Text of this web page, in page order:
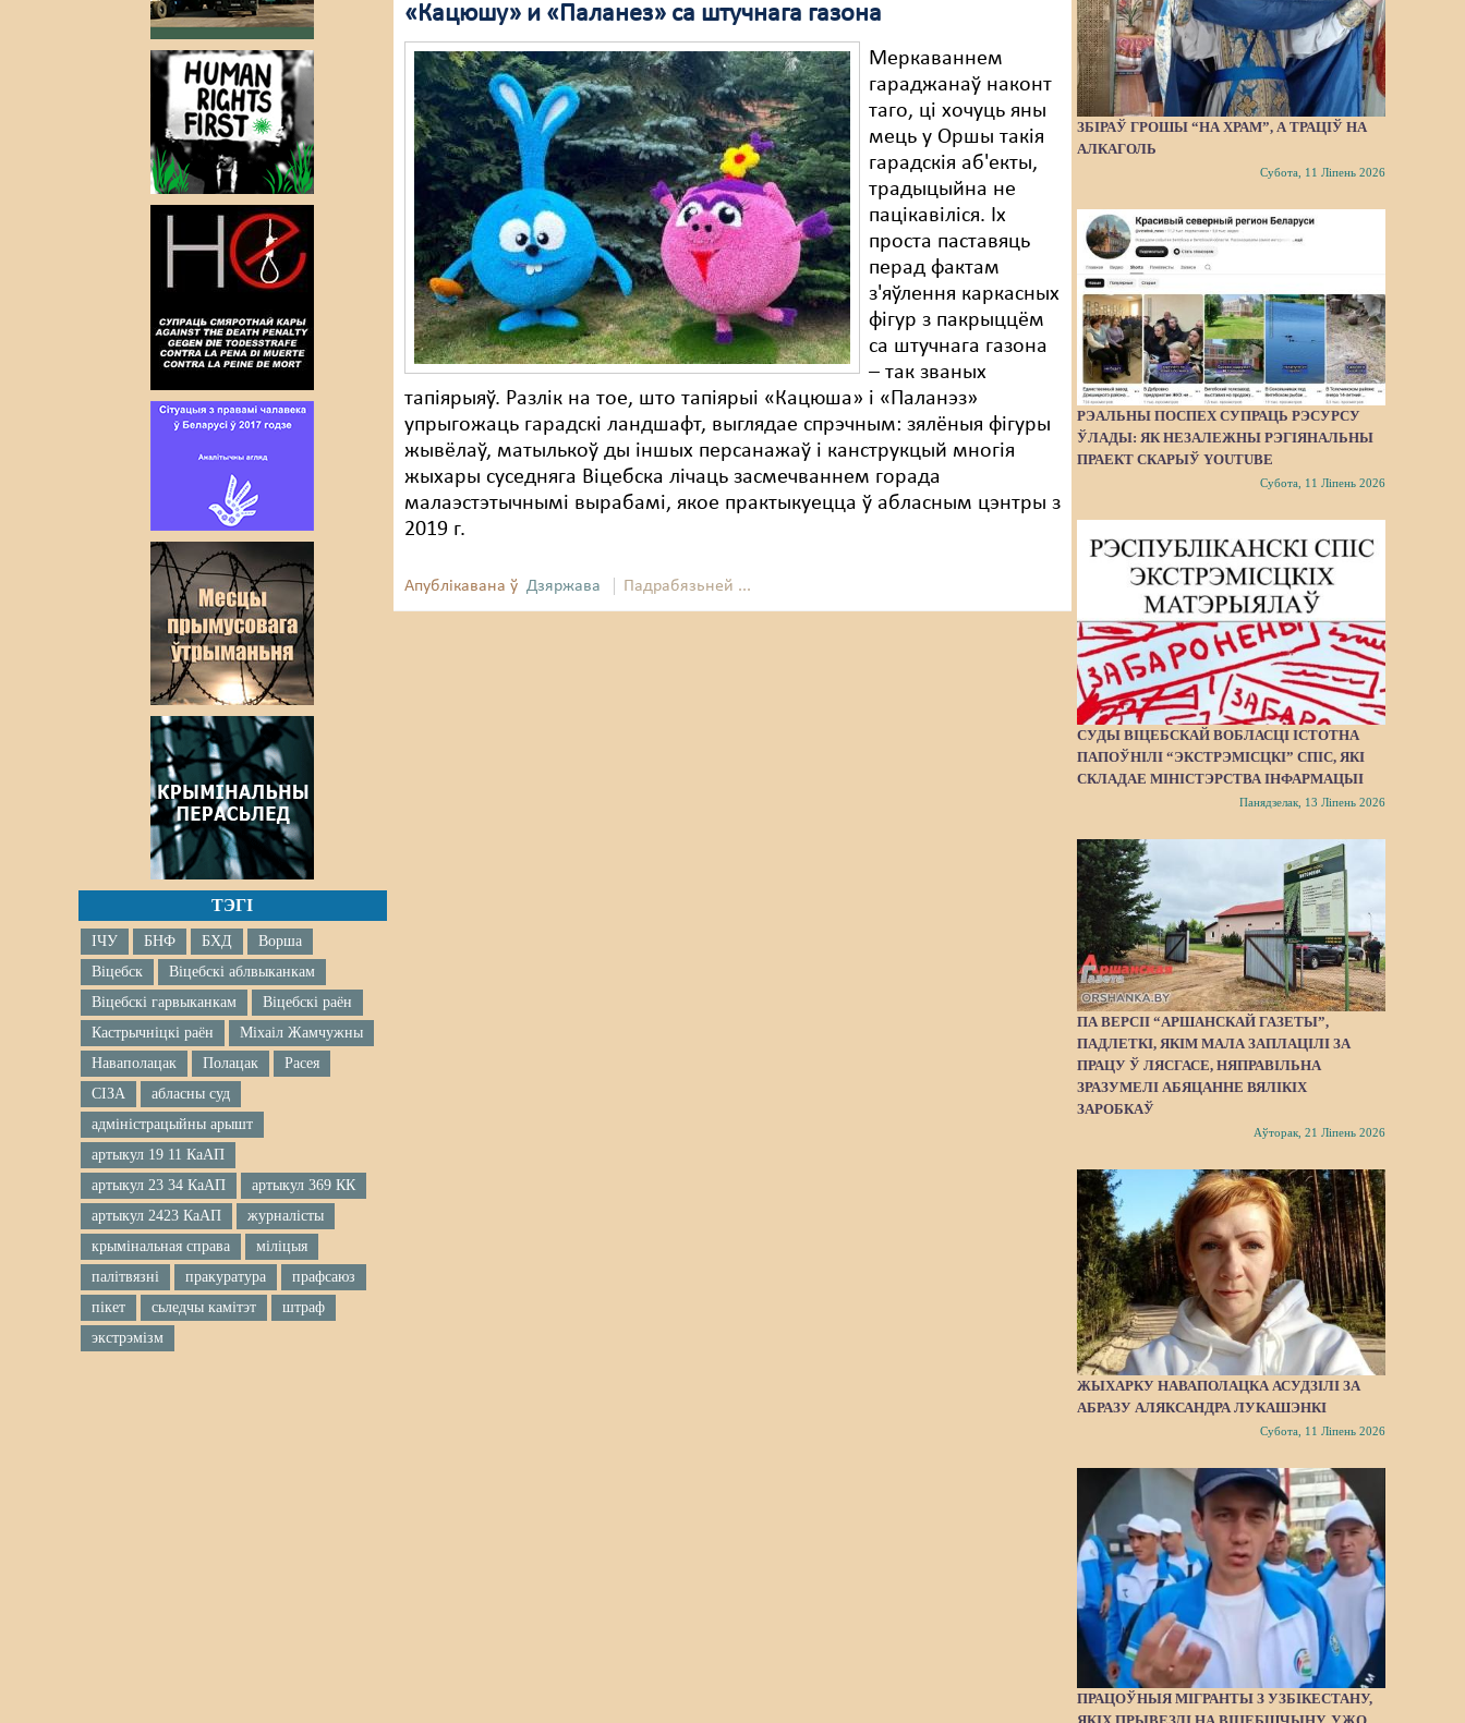
ТЭГІ
ІЧУ БНФ БХД
Ворша
Віцебск
Віцебскі аблвыканкам
Віцебскі гарвыканкам
Віцебскі раён
Кастрычніцкі раён
Міхаіл Жамчужны
Наваполацак
Полацак
Расея
СІЗА
абласны суд
адміністрацыйны арышт
артыкул 19 11 КаАП
артыкул 23 34 КаАП
артыкул 369 КК
артыкул 2423 КаАП
журналісты
крымінальная справа
міліцыя
палітвязні
пракуратура
прафсаюз
пікет
сьледчы камітэт
штраф
экстрэмізм
«Кацюшу» и «Паланез» са штучнага газона
Меркаваннем
гараджанаў наконт
таго, ці хочуць яны
мець у Оршы такія
гарадскія аб'екты,
традыцыйна не
пацікавіліся. Іх
проста паставяць
перад фактам
з'яўлення каркасных
фігур з пакрыццём
са штучнага газона
– так званых
тапіярыяў. Разлік на тое, што тапіярыі «Кацюша» і «Паланэз»
упрыгожаць гарадскі ландшафт, выглядае спрэчным: зялёныя фігуры
жывёлаў, матылькоў ды іншых персанажаў і канструкцый многія
жыхары суседняга Віцебска лічаць засмечваннем горада
малаэстэтычнымі вырабамі, якое практыкуецца ў абласным цэнтры з
2019 г.
Апублікавана ў Дзяржава Падрабязьней ...
ЗБІРАЎ ГРОШЫ “НА ХРАМ”, А ТРАЦІЎ НА
АЛКАГОЛЬ
Субота, 11 Ліпень 2026
РЭАЛЬНЫ ПОСПЕХ СУПРАЦЬ РЭСУРСУ
ЎЛАДЫ: ЯК НЕЗАЛЕЖНЫ РЭГІЯНАЛЬНЫ
ПРАЕКТ СКАРЫЎ YOUTUBE
Субота, 11 Ліпень 2026
СУДЫ ВІЦЕБСКАЙ ВОБЛАСЦІ ІСТОТНА
ПАПОЎНІЛІ “ЭКСТРЭМІСЦКІ” СПІС, ЯКІ
СКЛАДАЕ МІНІСТЭРСТВА ІНФАРМАЦЫІ
Панядзелак, 13 Ліпень 2026
ПА ВЕРСІІ “АРШАНСКАЙ ГАЗЕТЫ”,
ПАДЛЕТКІ, ЯКІМ МАЛА ЗАПЛАЦІЛІ ЗА
ПРАЦУ Ў ЛЯСГАСЕ, НЯПРАВІЛЬНА
ЗРАЗУМЕЛІ АБЯЦАННЕ ВЯЛІКІХ
ЗАРОБКАЎ
Аўторак, 21 Ліпень 2026
ЖЫХАРКУ НАВАПОЛАЦКА АСУДЗІЛІ ЗА
АБРАЗУ АЛЯКСАНДРА ЛУКАШЭНКІ
Субота, 11 Ліпень 2026
ПРАЦОЎНЫЯ МІГРАНТЫ З УЗБІКЕСТАНУ,